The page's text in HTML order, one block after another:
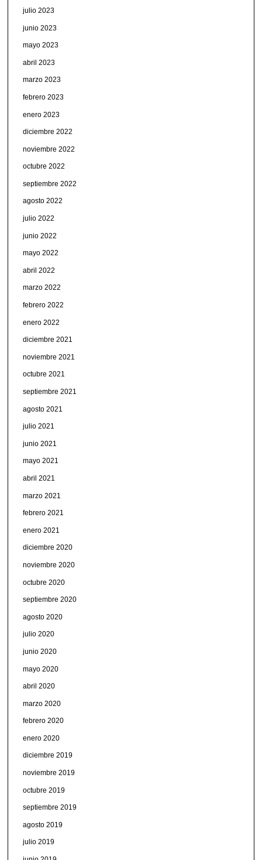
julio 2023
junio 2023
mayo 2023
abril 2023
marzo 2023
febrero 2023
enero 2023
diciembre 2022
noviembre 2022
octubre 2022
septiembre 2022
agosto 2022
julio 2022
junio 2022
mayo 2022
abril 2022
marzo 2022
febrero 2022
enero 2022
diciembre 2021
noviembre 2021
octubre 2021
septiembre 2021
agosto 2021
julio 2021
junio 2021
mayo 2021
abril 2021
marzo 2021
febrero 2021
enero 2021
diciembre 2020
noviembre 2020
octubre 2020
septiembre 2020
agosto 2020
julio 2020
junio 2020
mayo 2020
abril 2020
marzo 2020
febrero 2020
enero 2020
diciembre 2019
noviembre 2019
octubre 2019
septiembre 2019
agosto 2019
julio 2019